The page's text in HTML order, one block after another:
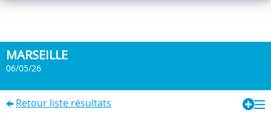
MARSEILLE
06/05/26
Retour liste résultats